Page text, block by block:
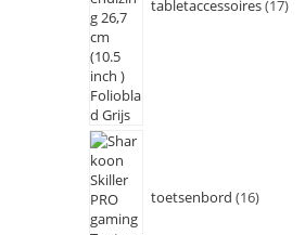
tabletaccessoires 17
toetsenbord 16